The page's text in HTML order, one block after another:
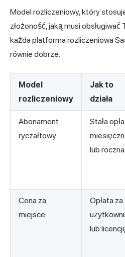
Model rozliczeniowy, który
złożoność, jaką musi obsługiwać
każda platforma rozliczeniowa
równie dobrze.
Model
rozliczeniowy
Jak to
działa
Abonament
ryczałtowy
Stała
lub roczna
Cena za
miejsce
Opłata za
lub